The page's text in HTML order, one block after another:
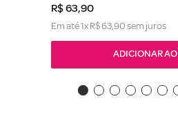
R$63,90
Em até1xR$63,90sem juros
ADICIONAR AO